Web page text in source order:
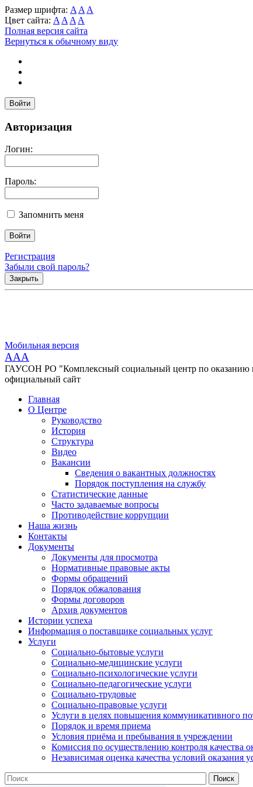
Размер шрифта: A A A
Цвет сайта: A A A A
Полная версия сайта
Вернуться к обычному виду
Войти
Авторизация
Логин:
Пароль:
Запомнить меня
Регистрация
Забыли свой пароль?
Закрыть
Мобильная версия
AAA
ГАУСОН РО "Комплексный социальный центр по оказанию
официальный сайт
Главная
О Центре
Руководство
История
Структура
Видео
Вакансии
Сведения о вакантных должностях
Порядок поступления на службу
Статистические данные
Часто задаваемые вопросы
Противодействие коррупции
Наша жизнь
Контакты
Документы
Документы для просмотра
Нормативные правовые акты
Формы обращений
Порядок обжалования
Формы договоров
Архив документов
Истории успеха
Информация о поставщике социальных услуг
Услуги
Социально-бытовые услуги
Социально-медицинские услуги
Социально-психологические услуги
Социально-педагогические услуги
Социально-трудовые
Социально-правовые услуги
Услуги в целях повышения коммуникативного
Порядок и время приема
Условия приёма и пребывания в учреждении
Комиссия по осуществлению контроля качества
Независимая оценка качества условий оказания